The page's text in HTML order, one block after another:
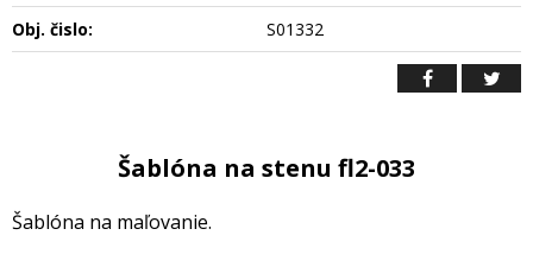
Obj. čislo: S01332
Šablóna na stenu fl2-033
Šablóna na maľovanie.